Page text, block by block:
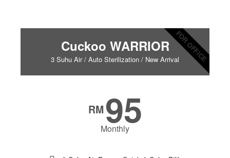
Cuckoo WARRIOR
3 Suhu Air / Auto Sterilization / New Arrival
RM95
Monthly
FOR OFFICE